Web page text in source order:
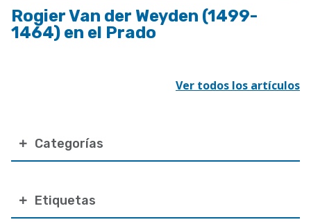
Categorías
Etiquetas
Rogier Van der Weyden (1499-
1464) en el Prado
Ver todos los artículos